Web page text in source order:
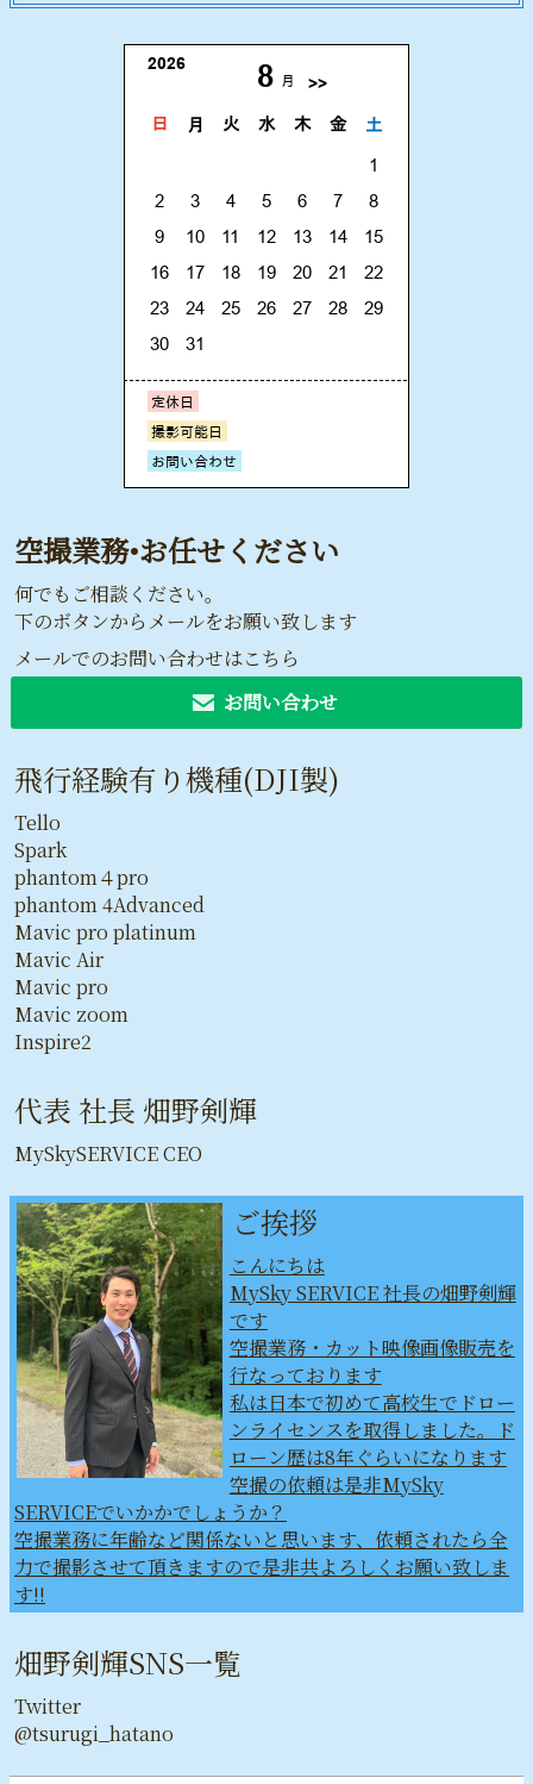
空撮業務•お任せください
何でもご相談ください。
下のボタンからメールをお願い致します
メールでのお問い合わせはこちら
お問い合わせ
飛行経験有り機種(DJI製)
Tello
Spark
phantom４pro
phantom 4Advanced
Mavic pro platinum
Mavic Air
Mavic pro
Mavic zoom
Inspire2
代表 社長 畑野剣輝
MySkySERVICE CEO
ご挨拶
こんにちは
MySky SERVICE 社長の畑野剣輝
です
空撮業務・カット映像画像販売を
行なっております
私は日本で初めて高校生でドロー
ンライセンスを取得しました。ド
ローン歴は8年ぐらいになります
空撮の依頼は是非MySky
SERVICEでいかかでしょうか？
空撮業務に年齢など関係ないと思います、依頼されたら全
力で撮影させて頂きますので是非共よろしくお願い致しま
す‼︎
畑野剣輝SNS一覧
Twitter
@tsurugi_hatano